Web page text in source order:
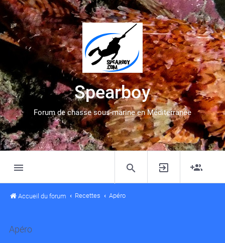
Spearboy
Forum de chasse sous-marine en Méditerranée
Accueil du forum Recettes Apéro
Apéro